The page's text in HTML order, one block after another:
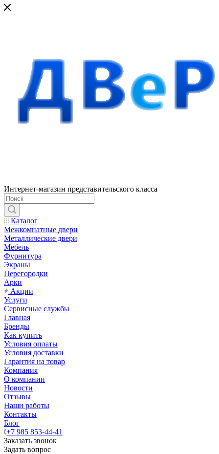
Интернет-магазин представительского класса
Каталог
Межкомнатные двери
Металлические двери
Мебель
Фурнитура
Экраны
Перегородки
Арки
Акции
Услуги
Сервисные службы
Главная
Бренды
Как купить
Условия оплаты
Условия доставки
Гарантия на товар
Компания
О компании
Новости
Отзывы
Наши работы
Контакты
Блог
+7 985 853-44-41
Заказать звонок
Задать вопрос